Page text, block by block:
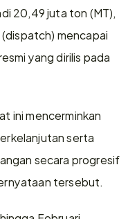
20,49 juta ton (MT),
mencapai
yang dirilis pada
ini mencerminkan
serta
secara progresif
tersebut.